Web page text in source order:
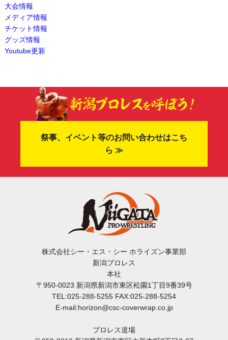
大会情報
メディア情報
チケット情報
グッズ情報
Youtube更新
祭事、イベント等のお問い合わせはこち
ら ≫
株式会社シー・エス・シー ホライズン事業部
新潟プロレス
本社
〒950-0023 新潟県新潟市東区松園1丁目9番39号
TEL:025-288-5255 FAX:025-288-5254
E-mail:horizon@csc-coverwrap.co.jp
プロレス道場